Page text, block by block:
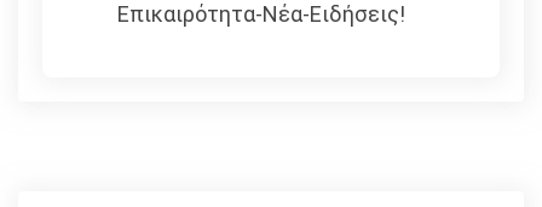
Επικαιρότητα-Νέα-Ειδήσεις!